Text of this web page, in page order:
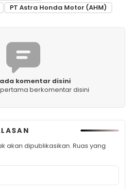
PT Astra Honda Motor (AHM)
komentar disini
berkomentar disini
akan dipublikasikan. Ruas yang